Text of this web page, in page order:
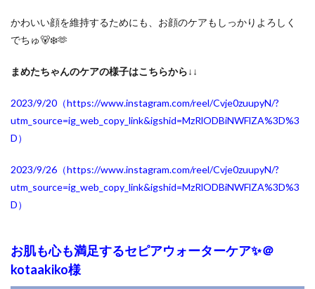
かわいい顔を維持するためにも、お顔のケアもしっかりよろしく
でちゅ🐻‍❄️🫶
まめたちゃんのケアの様子はこちらから↓↓
2023/9/20（https://www.instagram.com/reel/Cvje0zuupyN/?
utm_source=ig_web_copy_link&igshid=MzRlODBiNWFlZA%3D%3
D）
2023/9/26（https://www.instagram.com/reel/Cvje0zuupyN/?
utm_source=ig_web_copy_link&igshid=MzRlODBiNWFlZA%3D%3
D）
お肌も心も満足するセピアウォーターケア✨＠
kotaakiko様